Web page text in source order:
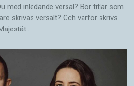
med inledande versal? Bör titlar som
skrivas versalt? Och varför skrivs